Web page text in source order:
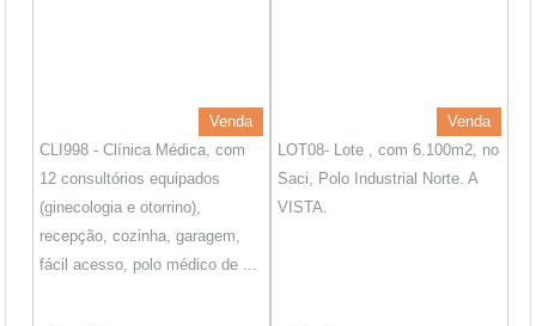
Venda
CLI998 - Clínica Médica, com
12 consultórios equipados
(ginecologia e otorrino),
recepção, cozinha, garagem,
fácil acesso, polo médico de ...
Venda
LOT08- Lote , com 6.100m2, no
Saci, Polo Industrial Norte. A
VISTA.